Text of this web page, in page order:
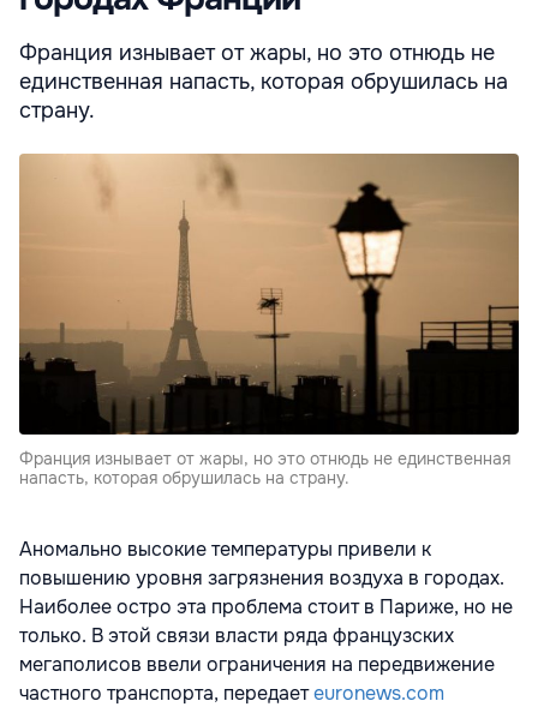
Франция изнывает от жары, но это отнюдь не
единственная напасть, которая обрушилась на
страну.
Франция изнывает от жары, но это отнюдь не единственная
напасть, которая обрушилась на страну.
Аномально высокие температуры привели к
повышению уровня загрязнения воздуха в городах.
Наиболее остро эта проблема стоит в Париже, но не
только. В этой связи власти ряда французских
мегаполисов ввели ограничения на передвижение
частного транспорта, передаетeuronews.com